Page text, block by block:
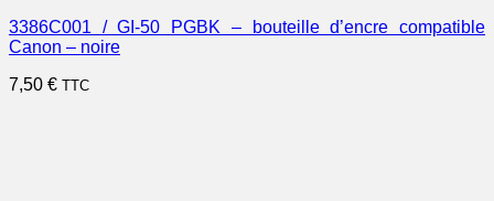
3386C001 / GI-50 PGBK – bouteille d’encre compatible
Canon – noire
7,50 € TTC